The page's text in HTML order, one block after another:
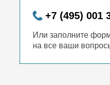
+7 (495) 001
Или заполните
на все ваши